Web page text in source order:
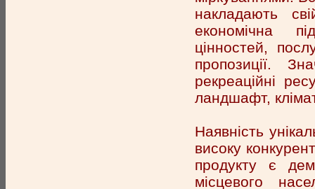
накладають
економічна
цінностей,
пропозиції.
рекреаційні
ландшафт,
Наявність
високу
продукту є
місцевого